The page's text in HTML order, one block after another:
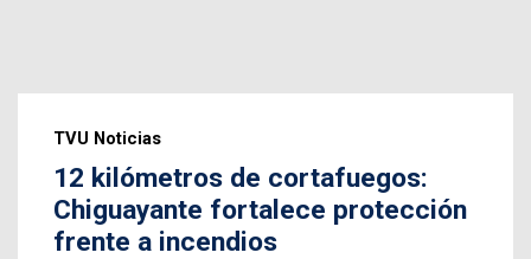
TVU Noticias
12 kilómetros de cortafuegos:
Chiguayante fortalece protección
frente a incendios